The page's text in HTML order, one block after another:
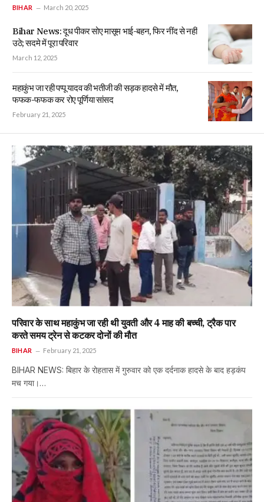
BIHAR March 20, 2025
Bihar News: दूध पीकर सोए मासूम भाई-बहन, फिर नींद से नहीं
उठे; सदमे में पूरा परिवार
March 12, 2025
महाकुंभ जा रही पप्पू यादव की भतीजी की सड़क हादसे में मौत,
फफक-फफक कर रोए पूर्णिया सांसद
February 21, 2025
परिवार के साथ महाकुंभ जा रही थी युवती और 4 माह की बच्ची, ट्रैक पार
करते समय ट्रेन से कटकर दोनों की मौत
BIHAR February 21, 2025
BIHAR NEWS: बिहार के रोहतास में गुरुवार को एक दर्दनाक हादसे के बाद हड़कंप
मच गया।…